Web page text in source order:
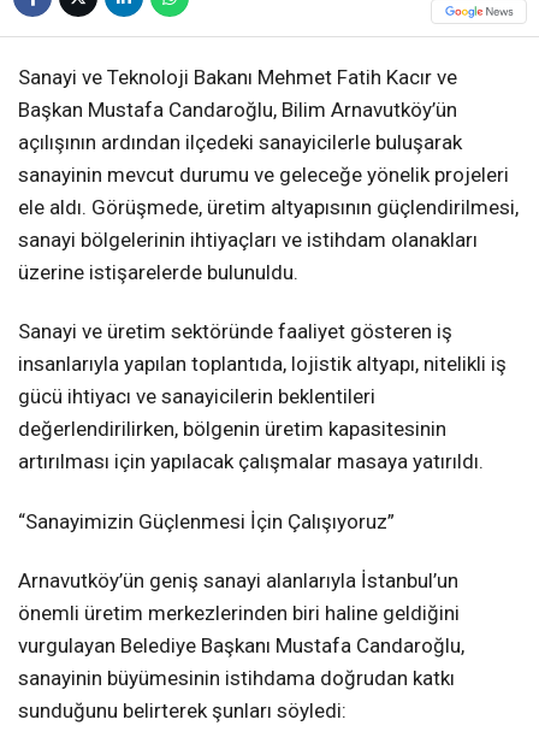
Sanayi ve Teknoloji Bakanı Mehmet Fatih Kacır ve
Başkan Mustafa Candaroğlu, Bilim Arnavutköy’ün
açılışının ardından ilçedeki sanayicilerle buluşarak
sanayinin mevcut durumu ve geleceğe yönelik projeleri
ele aldı. Görüşmede, üretim altyapısının güçlendirilmesi,
sanayi bölgelerinin ihtiyaçları ve istihdam olanakları
üzerine istişarelerde bulunuldu.
Sanayi ve üretim sektöründe faaliyet gösteren iş
insanlarıyla yapılan toplantıda, lojistik altyapı, nitelikli iş
gücü ihtiyacı ve sanayicilerin beklentileri
değerlendirilirken, bölgenin üretim kapasitesinin
artırılması için yapılacak çalışmalar masaya yatırıldı.
“Sanayimizin Güçlenmesi İçin Çalışıyoruz”
Arnavutköy’ün geniş sanayi alanlarıyla İstanbul’un
önemli üretim merkezlerinden biri haline geldiğini
vurgulayan Belediye Başkanı Mustafa Candaroğlu,
sanayinin büyümesinin istihdama doğrudan katkı
sunduğunu belirterek şunları söyledi: